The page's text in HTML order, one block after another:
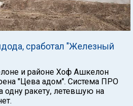
сработал "Железный
и районе Хоф Ашкелон
"Цева адом". Система ПРО
ракету, летевшую на